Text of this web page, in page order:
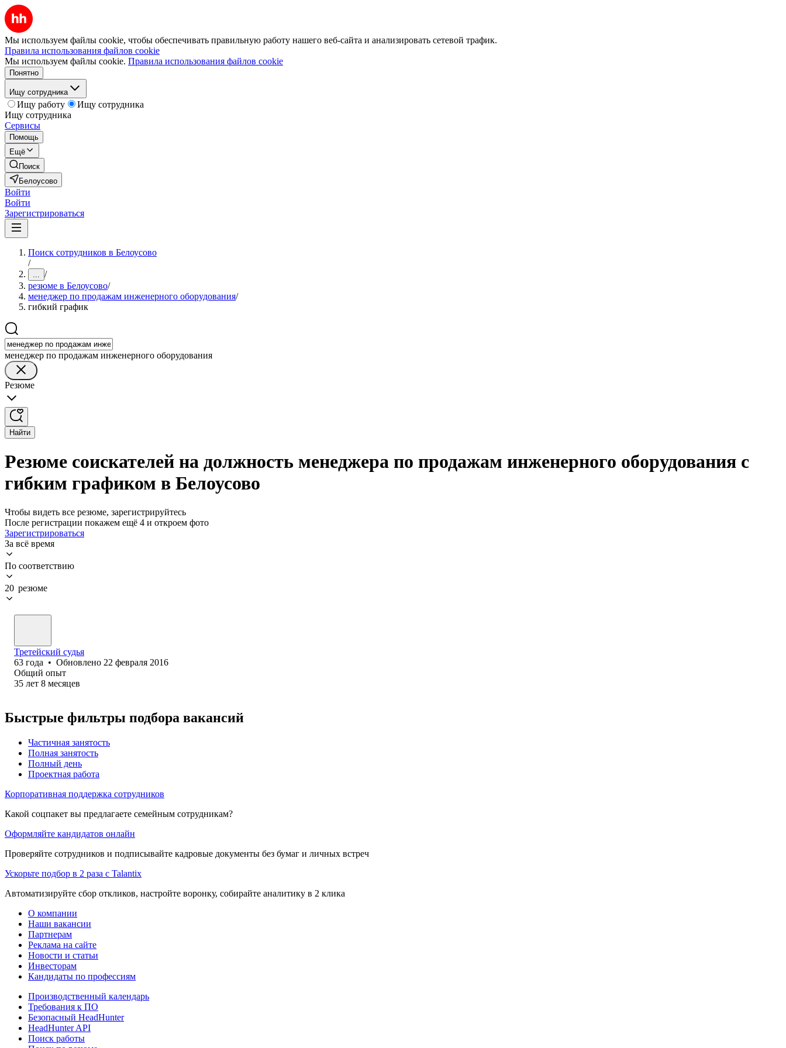
Мы используем файлы cookie, чтобы обеспечивать правильную работу нашего веб-сайта и анализировать сетевой трафик.
Правила использования файлов cookie
Мы используем файлы cookie. Правила использования файлов cookie
Понятно
Ищу сотрудника
Ищу работу
Ищу сотрудника
Ищу сотрудника
Сервисы
Помощь
Ещё
Поиск
Белоусово
Войти
Войти
Зарегистрироваться
Поиск сотрудников в Белоусово
/
... /
резюме в Белоусово/
менеджер по продажам инженерного оборудования/
гибкий график
менеджер по продажам инженерного оборудования
Резюме
Найти
Резюме соискателей на должность менеджера по продажам инженерного оборудования с
гибким графиком в Белоусово
Чтобы видеть все резюме, зарегистрируйтесь
После регистрации покажем ещё 4 и откроем фото
Зарегистрироваться
За всё время
По соответствию
20 резюме
Третейский судья
63 года • Обновлено 22 февраля 2016
Общий опыт
35 лет 8 месяцев
Быстрые фильтры подбора вакансий
Частичная занятость
Полная занятость
Полный день
Проектная работа
Корпоративная поддержка сотрудников
Какой соцпакет вы предлагаете семейным сотрудникам?
Оформляйте кандидатов онлайн
Проверяйте сотрудников и подписывайте кадровые документы без бумаг и личных встреч
Ускорьте подбор в 2 раза с Talantix
Автоматизируйте сбор откликов, настройте воронку, собирайте аналитику в 2 клика
О компании
Наши вакансии
Партнерам
Реклама на сайте
Новости и статьи
Инвесторам
Кандидаты по профессиям
Производственный календарь
Требования к ПО
Безопасный HeadHunter
HeadHunter API
Поиск работы